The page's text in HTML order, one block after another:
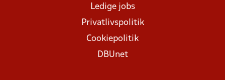
Ledige jobs
Privatlivspolitik
Cookiepolitik
DBUnet